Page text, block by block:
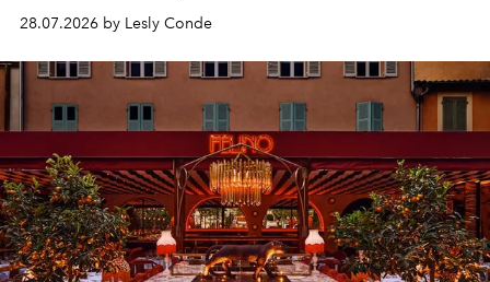
comebacks en veelbelovende nieuwe projecten: dit zijn
de releases die je niet mag missen.
28.07.2026 by Lesly Conde